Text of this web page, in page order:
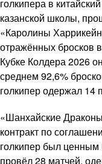
голкипера в
казанской школы,
«Каролины
отражённых бросков
Кубке Колдера 2026
среднем 92,6%
голкипер одержал 14
«Шанхайские
контракт по
голкипер был
провёл 28 матчей,